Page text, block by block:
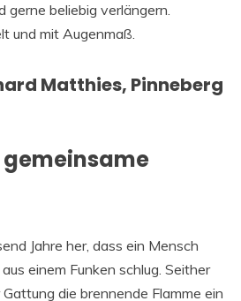
gerne beliebig verlängern.
und mit Augenmaß.
Matthies, Pinneberg
gemeinsame
Jahre her, dass ein Mensch
einem Funken schlug. Seither
die brennende Flamme ein